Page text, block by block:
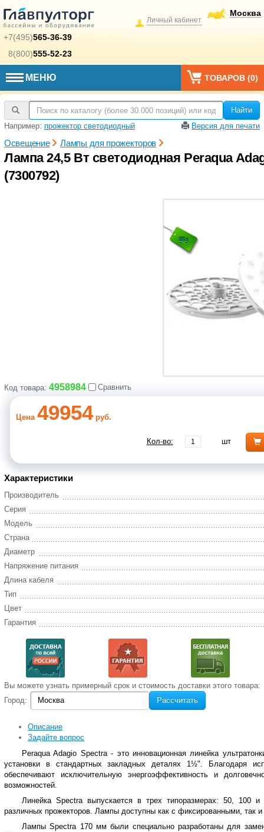
+7(495)565-36-39
8(800)555-52-23
Москва
Личный кабинет
МЕНЮ ТОВАРОВ (0)
Найти
Например: прожектор светодиодный Версия для печати
Освещение Лампы для прожекторов
Лампа 24,5 Вт светодиодная Peraqua
(7300792)
Код товара: 4958984 Сравнить
Цена 49954руб.
Кол-во: шт
Характеристики
Производитель
Серия
Модель
Страна
Диаметр
Напряжение питания
Длина кабеля
Тип
Цвет
Гарантия
Вы‌ можете‌ узнать‌ примерный срок и стоимость‌ доставки этого товара:
Город:
Рассчитать
Описание
Задайте вопрос
Peraqua Adagio Spectra - это инновационная линейка
установки в стандартных закладных деталях 1½". Благодаря
обеспечивают исключительную энергоэффективность и
возможностей.
Линейка Spectra выпускается в трех типоразмерах: 50, 100
различных прожекторов. Лампы доступны как с фиксированными,
Лампы Spectra 170 мм были специально разработаны для